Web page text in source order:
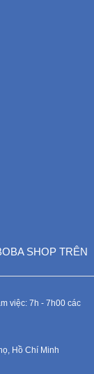
SHOP TRÊN
việc: 7h - 7h00 các
Hồ Chí Minh